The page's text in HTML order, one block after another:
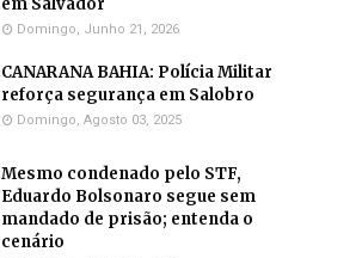
em Salvador
Domingo, Junho 21, 2026
CANARANA BAHIA: Polícia Militar
reforça segurança em Salobro
Domingo, Agosto 03, 2025
Mesmo condenado pelo STF,
Eduardo Bolsonaro segue sem
mandado de prisão; entenda o
cenário